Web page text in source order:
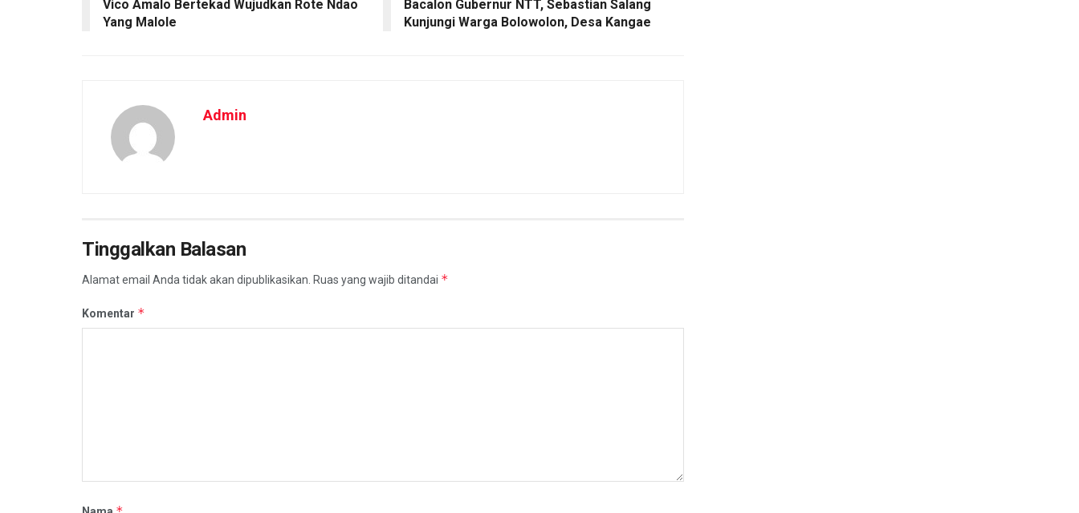
Vico Amalo Bertekad Wujudkan Rote Ndao
Yang Malole
Bacalon Gubernur NTT, Sebastian Salang
Kunjungi Warga Bolowolon, Desa Kangae
Admin
Tinggalkan Balasan
Alamat email Anda tidak akan dipublikasikan. Ruas yang wajib ditandai *
Komentar *